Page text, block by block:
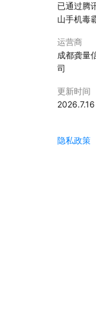
已通过腾
山手机毒
运营商
成都龚量
司
更新时间
2026.7.16
隐私政策